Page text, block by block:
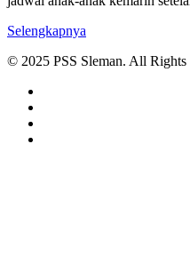
Selengkapnya
© 2025 PSS Sleman. All Rights